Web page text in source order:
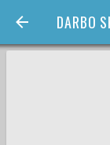
DARBO